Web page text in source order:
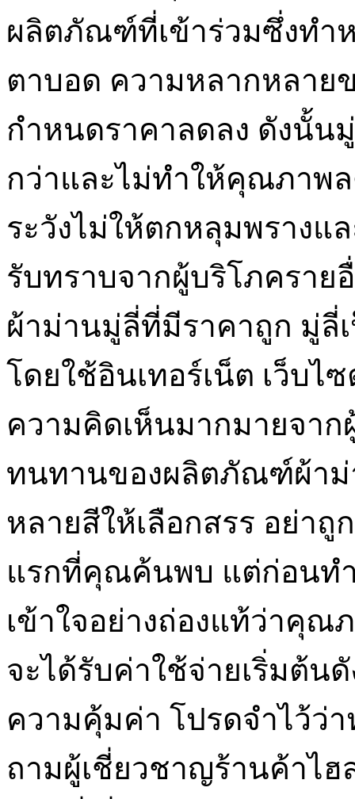
ผลิตภัณฑ์ที่เข้าร่วมซึ่งทำ
ตาบอด ความหลากหลาย
กำหนดราคาลดลง ดังนั้น
กว่าและไม่ทำให้คุณภาพล
ระวังไม่ให้ตกหลุมพรางแ
รับทราบจากผู้บริโภครา
ผ้าม่านมู่ลี่ที่มีราคาถูก มู่ลี่
โดยใช้อินเทอร์เน็ต เว็บ
ความคิดเห็นมากมายจา
ทนทานของผลิตภัณฑ์ผ้าม่
หลายสีให้เลือกสรร อย่า
แรกที่คุณค้นพบ แต่ก่อนทำ
เข้าใจอย่างถ่องแท้ว่าคุ
จะได้รับค่าใช้จ่ายเริ่มต้น
ความคุ้มค่า โปรดจำไว้
ถามผู้เชี่ยวชาญร้านค้าไ